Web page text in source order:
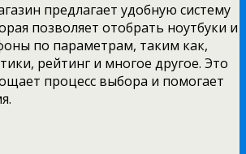
предлагает удобную систему
позволяет отобрать ноутбуки и
по параметрам, таким как,
рейтинг и многое другое. Это
процесс выбора и помогает